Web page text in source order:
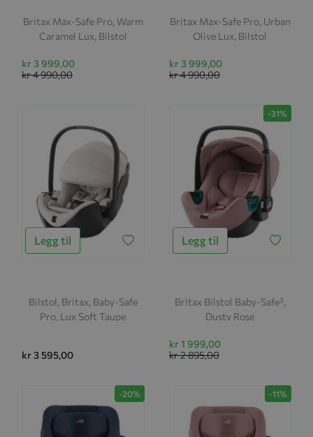
Britax Max-Safe Pro, Warm
Caramel Lux, Bilstol
kr 3 999,00
kr 4 990,00
Britax Max-Safe Pro, Urban
Olive Lux, Bilstol
kr 3 999,00
kr 4 990,00
Legg til
Bilstol, Britax, Baby-Safe
Pro, Lux Soft Taupe
kr 3 595,00
-31%
Legg til
Britax Bilstol Baby-Safe³,
Dusty Rose
kr 1 999,00
kr 2 895,00
-20% -11%